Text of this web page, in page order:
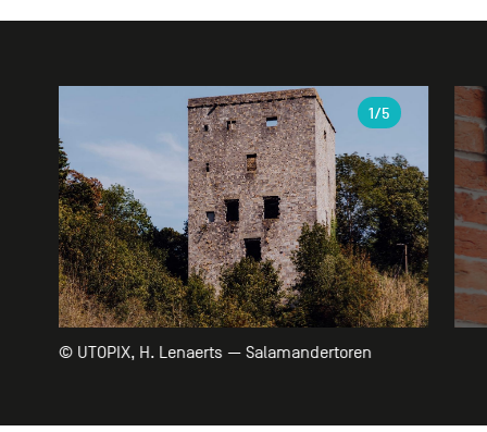
© UTOPIX, H. Lenaerts — Salamandertoren
1/5